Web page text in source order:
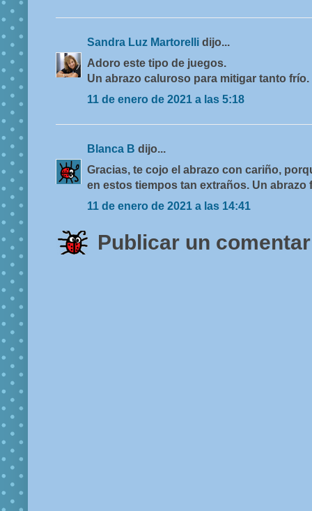
Sandra Luz Martorelli dijo...
Adoro este tipo de juegos.
Un abrazo caluroso para mitigar tanto frío.
11 de enero de 2021 a las 5:18
Blanca B dijo...
Gracias, te cojo el abrazo con cariño,
en estos tiempos tan extraños. Un abrazo
11 de enero de 2021 a las 14:41
Publicar un